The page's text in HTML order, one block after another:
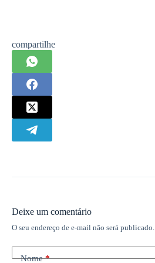
compartilhe
Deixe um comentário
O seu endereço de e-mail não será publicado.
Nome*